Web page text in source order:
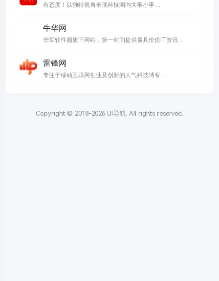
有态度！以独特视角呈现科技圈内大事小事 ...
牛华网
华军软件园旗下网站，第一时间提供最具价值IT资讯 ...
雷锋网
专注于移动互联网创业及创新的人气科技博客 ...
Copyright © 2018-2026 UI导航. All rights reserved.